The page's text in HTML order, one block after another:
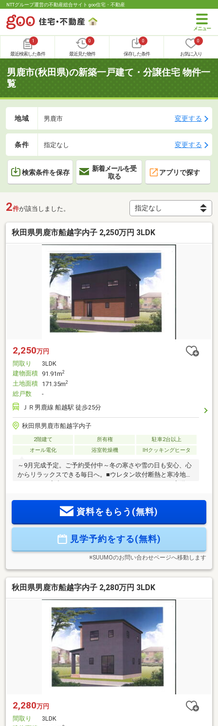
NTTグループ運営の不動産総合サイト goo住宅・不動産
1
最近検索した条件
0
最近見た物件
0
保存した条件
0
お気に入り
男鹿市(秋田県)の新築一戸建て・分譲住宅 物件一
覧
地域 男鹿市 変更する
条件 指定なし 変更する
検索条件を保存
新着メールを受
取る
アプリで探す
2件が該当しました。
秋田県男鹿市船越字内子 2,250万円 3LDK
2,250万円
間取り
3LDK
建物面積 91.91m2
土地面積 171.35m2
総戸数
-
ＪＲ男鹿線 船越駅 徒歩25分
秋田県男鹿市船越字内子
2階建て 所有権
駐車2台以上
オール電化
浴室乾燥機 IHクッキングヒータ
～9月完成予定。ご予約受付中～冬の寒さや雪の日も安心、心
からリラックスできる毎日へ。■ウレタン吹付断熱と寒冷地エ
ショッピングセンターまで徒歩9分。お買い物もスムーズ。■
船越近隣公園まで徒歩12分。休日はお子様とのびのび遊べま
体感ください。▼見学予約・お問い合わせはお気軽にどう
ぞ！
資料をもらう(無料)
見学予約をする(無料)
※SUUMOのお問い合わせページへ移動します
秋田県男鹿市船越字内子 2,280万円 3LDK
2,280万円
間取り
3LDK